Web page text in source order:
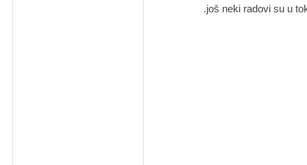
još neki radovi su u